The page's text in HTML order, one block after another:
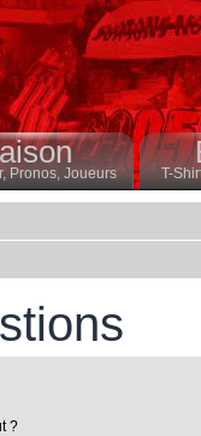
Pronos, Joueurs T-
?